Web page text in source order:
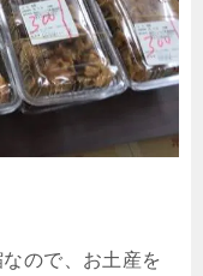
ので、お土産を